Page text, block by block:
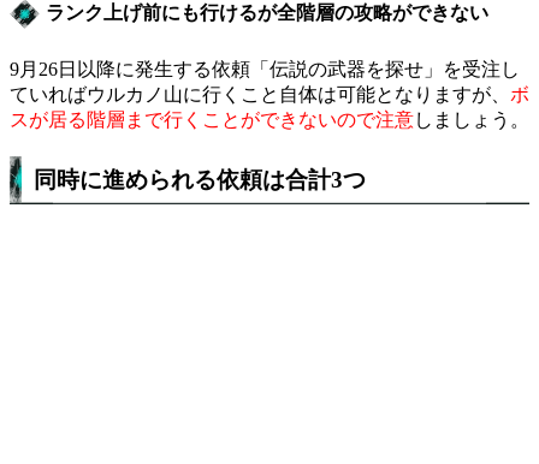
ランク上げ前にも行けるが全階層の攻略ができない
9月26日以降に発生する依頼「伝説の武器を探せ」を受注し
ていればウルカノ山に行くこと自体は可能となりますが、 ボ
スが居る階層まで行くことができないので注意しましょう。
同時に進められる依頼は合計3つ